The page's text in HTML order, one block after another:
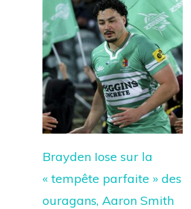
Brayden Iose sur la
« tempête parfaite » des
ouragans, Aaron Smith